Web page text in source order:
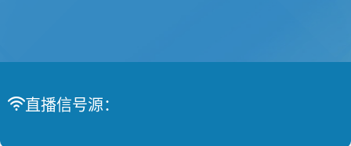
国际友谊
直播信号源：